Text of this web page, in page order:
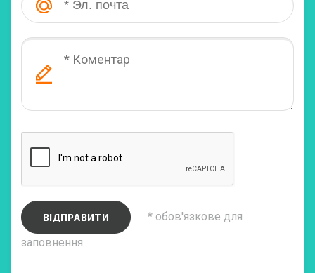
ВІДПРАВИТИ
* обов'язкове для
заповнення